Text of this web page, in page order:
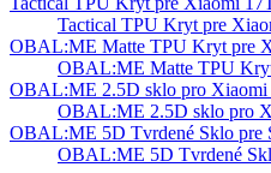
Tactical TPU Kryt pre
OBAL:ME Matte TPU Kryt pre
OBAL:ME Matte TPU
OBAL:ME 2.5D sklo pro Xiaomi
OBAL:ME 2.5D sklo pro
OBAL:ME 5D Tvrdené Sklo pre
OBAL:ME 5D Tvrdené